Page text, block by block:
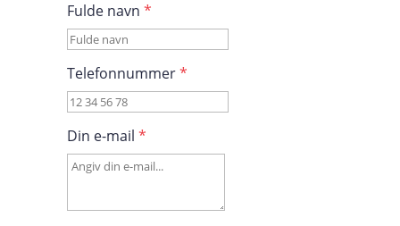
Fulde navn *
Telefonnummer*
Din e-mail *